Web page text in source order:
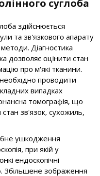
суглоба
здійснюється
та зв'язкового апарату
Діагностика
дозволяє оцінити стан
про м'які тканини.
проводити
випадках
томографія, що
зв'язок, сухожиль,
ушкодження
при якій у
ендоскопічні
Збільшене зображення